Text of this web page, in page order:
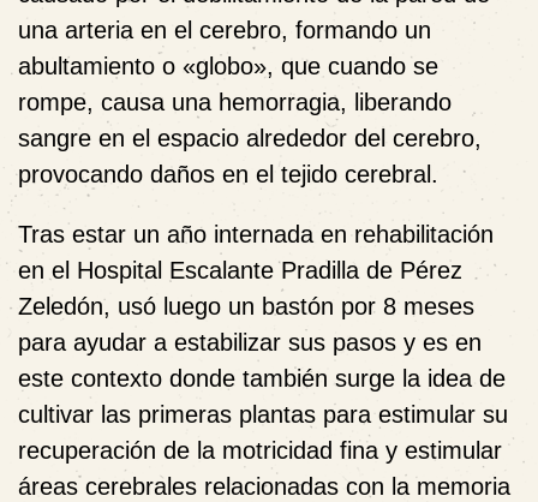
una arteria en el cerebro, formando un
abultamiento o «globo», que cuando se
rompe, causa una hemorragia, liberando
sangre en el espacio alrededor del cerebro,
provocando daños en el tejido cerebral.
Tras estar un año internada en rehabilitación
en el Hospital Escalante Pradilla de Pérez
Zeledón, usó luego un bastón por 8 meses
para ayudar a estabilizar sus pasos y es en
este contexto donde también surge la idea de
cultivar las primeras plantas para estimular su
recuperación de la motricidad fina y estimular
áreas cerebrales relacionadas con la memoria